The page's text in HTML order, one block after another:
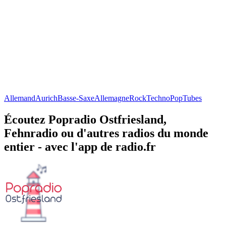
AllemandAurichBasse-SaxeAllemagneRockTechnoPopTubes
Écoutez Popradio Ostfriesland,
Fehnradio ou d'autres radios du monde
entier - avec l'app de radio.fr